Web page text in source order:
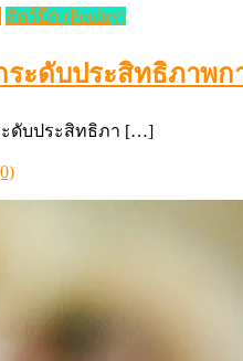
สัตว์ปีก (Poultry)
ระดับประสิทธิภาพก
ะดับประสิทธิภา […]